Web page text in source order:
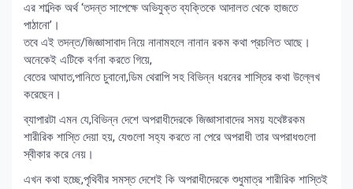
এর শাব্দিক অর্থ ‘তদন্ত সাপেক্ষে অভিযুক্ত ব্যক্তিকে আদালত থেকে হাজতে
পাঠানো’।
তবে এই তদন্ত/জিজ্ঞাসাবাদ নিয়ে নানামহলে নানান রকম কথা প্রচলিত আছে।
অনেকেই এটিকে বর্ণনা করতে গিয়ে,
বেতের আঘাত,পানিতে চুবানো,ডিম থেরাপি সহ বিভিন্ন ধরনের শাস্তির কথা উল্লেখ
করেছেন।
ব্যাপারটা এমন যে,বিভিন্ন দেশে অপরাধীদেরকে জিজ্ঞাসাবাদের সময় যথেষ্টরকম
শারীরিক শাস্তি দেয়া হয়, যেগুলো সহ্য করতে না পেরে অপরাধী তার অপরাধগুলো
স্বীকার করে নেয়।
এখন কথা হচ্ছে,পৃথিবীর সমস্ত দেশেই কি অপরাধীদেরকে শুধুমাত্র শারীরিক শাস্তিই